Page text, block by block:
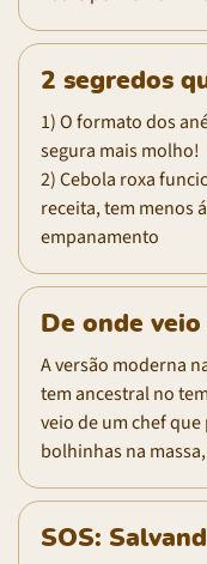
2 segredos
1) O formato dos
segura mais molho!
2) Cebola roxa
receita, tem menos
empanamento
De onde veio
A versão moderna
tem ancestral no
veio de um chef
bolhinhas na
SOS: